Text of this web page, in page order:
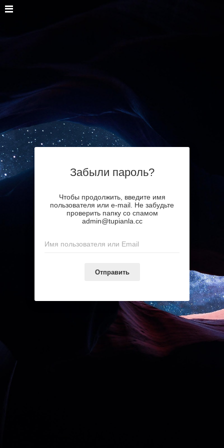
Забыли пароль?
Чтобы продолжить, введите имя
пользователя или e-mail. Не забудьте
проверить папку со спамом
admin@tupianla.cc
Отправить